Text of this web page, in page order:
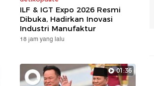
ILF & IGT Expo 2026 Resmi
Dibuka, Hadirkan Inovasi
Industri Manufaktur
18 jam yang lalu
01:36